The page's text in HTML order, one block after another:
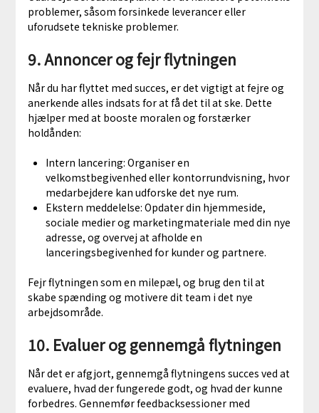
problemer, såsom forsinkede leverancer eller
uforudsete tekniske problemer.
9. Annoncer og fejr flytningen
Når du har flyttet med succes, er det vigtigt at fejre og
anerkende alles indsats for at få det til at ske. Dette
hjælper med at booste moralen og forstærker
holdånden:
Intern lancering: Organiser en
velkomstbegivenhed eller kontorrundvisning, hvor
medarbejdere kan udforske det nye rum.
Ekstern meddelelse: Opdater din hjemmeside,
sociale medier og marketingmateriale med din nye
adresse, og overvej at afholde en
lanceringsbegivenhed for kunder og partnere.
Fejr flytningen som en milepæl, og brug den til at
skabe spænding og motivere dit team i det nye
arbejdsområde.
10. Evaluer og gennemgå flytningen
Når det er afgjort, gennemgå flytningens succes ved at
evaluere, hvad der fungerede godt, og hvad der kunne
forbedres. Gennemfør feedbacksessioner med